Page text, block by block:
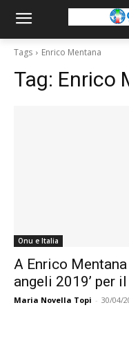
Tags Enrico Mentana
Tag: Enrico
Onu e Italia
A Enrico
angeli 2019’ per
Maria Novella Topi - 30/04/